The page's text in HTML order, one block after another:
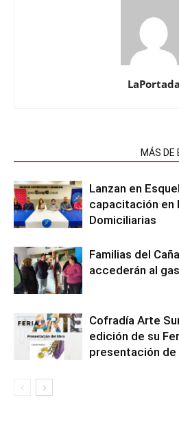
LaPortada
MÁS DE
Lanzan en
capacitación en
Domiciliarias
Familias del
accederán al
Cofradía Arte
edición de su
presentación de